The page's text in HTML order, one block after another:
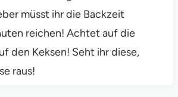
müsst ihr die Backzeit
reichen! Achtet auf die
den Keksen! Seht ihr diese,
raus!